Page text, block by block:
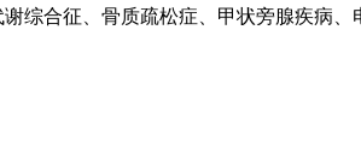
综合征、骨质疏松症、甲状旁腺疾病、